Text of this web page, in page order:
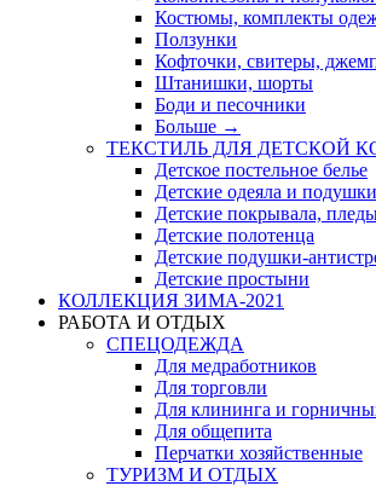
Костюмы, комплекты
Ползунки
Кофточки, свитеры,
Штанишки, шорты
Боди и песочники
Больше →
ТЕКСТИЛЬ ДЛЯ ДЕТСКОЙ
Детское постельное белье
Детские одеяла и подушки
Детские покрывала,
Детские полотенца
Детские подушки-
Детские простыни
КОЛЛЕКЦИЯ ЗИМА-2021
РАБОТА И ОТДЫХ
СПЕЦОДЕЖДА
Для медработников
Для торговли
Для клининга и
Для общепита
Перчатки хозяйственные
ТУРИЗМ И ОТДЫХ